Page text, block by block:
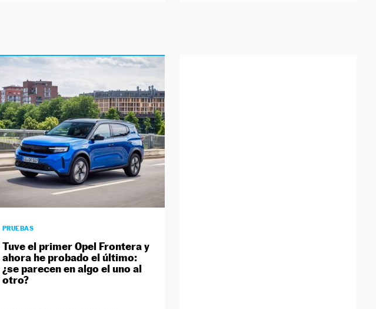
PRUEBAS
Tuve el primer Opel Frontera y
ahora he probado el último:
¿se parecen en algo el uno al
otro?